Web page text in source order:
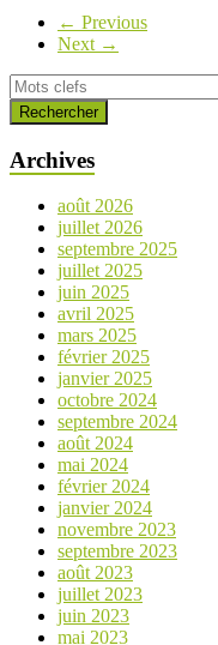
← Previous
Next →
Archives
août 2026
juillet 2026
septembre 2025
juillet 2025
juin 2025
avril 2025
mars 2025
février 2025
janvier 2025
octobre 2024
septembre 2024
août 2024
mai 2024
février 2024
janvier 2024
novembre 2023
septembre 2023
août 2023
juillet 2023
juin 2023
mai 2023